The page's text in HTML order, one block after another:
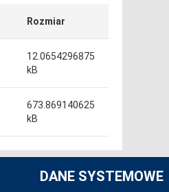
Rozmiar
12.0654296875
kB
673.869140625
kB
DANE SYSTEMOWE